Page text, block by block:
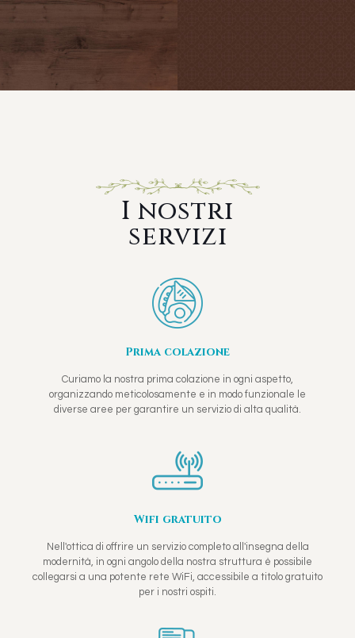
I nostri
servizi
Prima colazione
Curiamo la nostra prima colazione in ogni aspetto,
organizzando meticolosamente e in modo funzionale le
diverse aree per garantire un servizio di alta qualità.
Wifi gratuito
Nell'ottica di offrire un servizio completo all'insegna della
modernità, in ogni angolo della nostra struttura è possibile
collegarsi a una potente rete WiFi, accessibile a titolo gratuito
per i nostri ospiti.